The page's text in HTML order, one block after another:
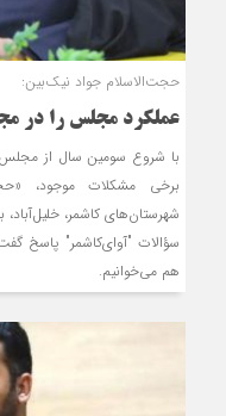
حجت‌الاسلام جواد نیک‌بین:
عملکرد مجلس را در
با شروع سومین سال از
برخی مشکلات موجود،
شهرستان‌های کاشمر،
سؤالات "آوای‌کاشمر" پاسخ
هم می‌خوانیم.